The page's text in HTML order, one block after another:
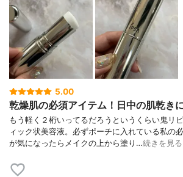
5.00
乾燥肌の必須アイテム！日中の肌乾き
もう軽く２桁いってるだろうというくらい鬼リ
ィック状美容液。必ずポーチに入れている私の
が気になったらメイクの上から塗り…続きを見る